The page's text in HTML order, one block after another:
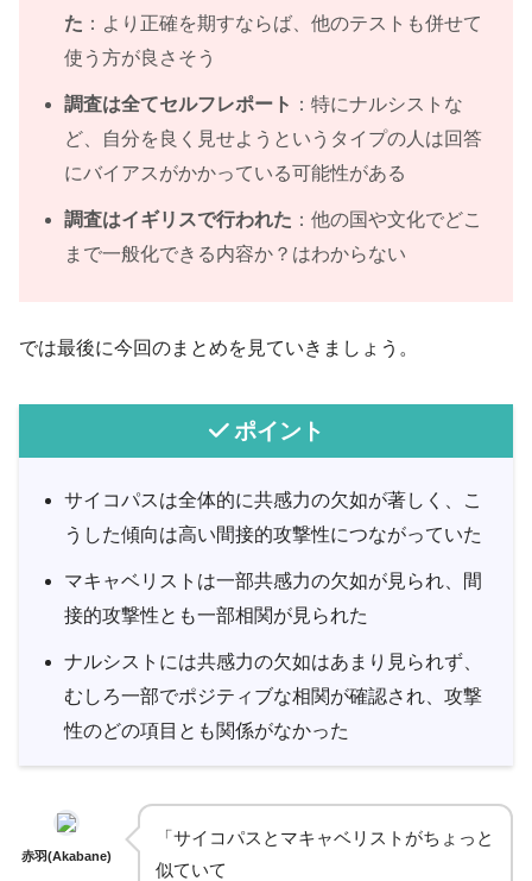
た ：より正確を期すならば、他のテストも併せて
使う方が良さそう
調査は全てセルフレポート ：特にナルシストな
ど、自分を良く見せようというタイプの人は回答
にバイアスがかかっている可能性がある
調査はイギリスで行われた ：他の国や文化でどこ
まで一般化できる内容か？はわからない
では最後に今回のまとめを見ていきましょう。
ポイント
サイコパスは全体的に共感力の欠如が著しく、こ
うした傾向は高い間接的攻撃性につながっていた
マキャベリストは一部共感力の欠如が見られ、間
接的攻撃性とも一部相関が見られた
ナルシストには共感力の欠如はあまり見られず、
むしろ一部でポジティブな相関が確認され、攻撃
性のどの項目とも関係がなかった
赤羽(Akabane)
「サイコパスとマキャベリストがちょっと
似ていて